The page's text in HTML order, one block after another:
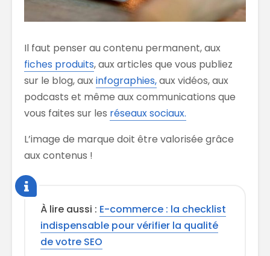
Il faut penser au contenu permanent, aux
fiches produits, aux articles que vous publiez
sur le blog, auxinfographies,aux vidéos, aux
podcasts et même aux communications que
vous faites sur les réseaux sociaux.
L’image de marque doit être valorisée grâce
aux contenus !
À lire aussi : E-commerce : la checklist
indispensable pour vérifier la qualité
de votre SEO